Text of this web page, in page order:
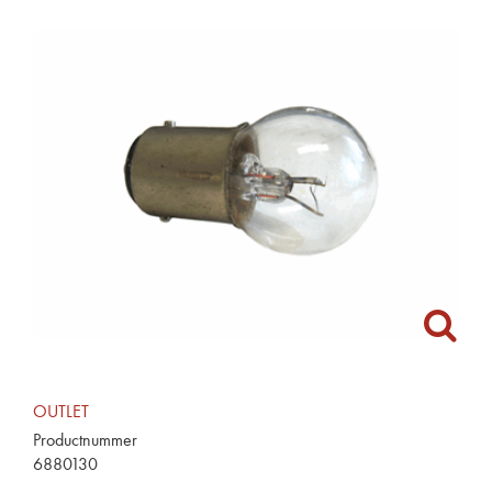
OUTLET
Productnummer
6880130